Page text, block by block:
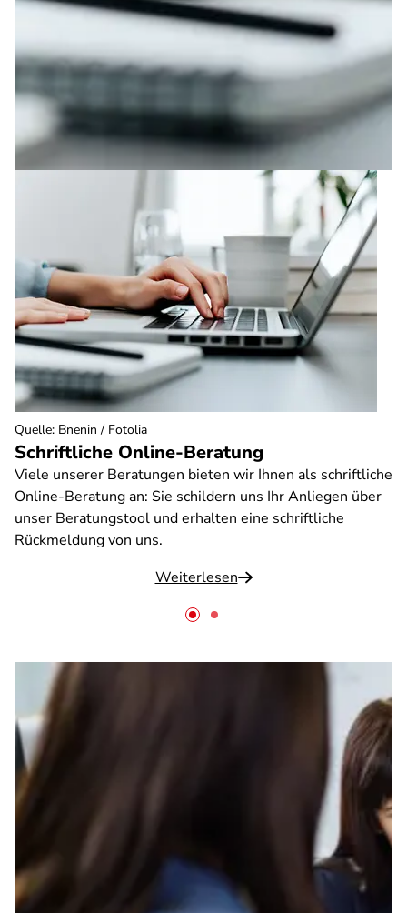
Schriftliche Online-Beratung
Viele unserer Beratungen bieten wir Ihnen als schriftliche
Online-Beratung an: Sie schildern uns Ihr Anliegen über
unser Beratungstool und erhalten eine schriftliche
Rückmeldung von uns.
Weiterlesen
Quelle: Bnenin / Fotolia